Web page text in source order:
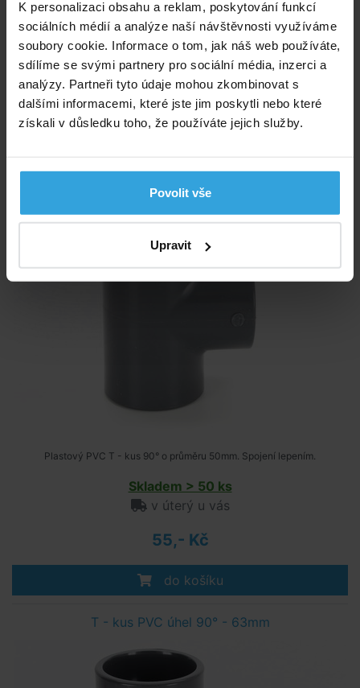
K personalizaci obsahu a reklam, poskytování funkcí
sociálních médií a analýze naší návštěvnosti využíváme
soubory cookie. Informace o tom, jak náš web používáte,
sdílíme se svými partnery pro sociální média, inzerci a
analýzy. Partneři tyto údaje mohou zkombinovat s
dalšími informacemi, které jste jim poskytli nebo které
získali v důsledku toho, že používáte jejich služby.
Povolit vše
Upravit
Skladem > 5 ks
v úterý u vás
30,- Kč
do košíku
T - kus PVC úhel 90° - 50mm
Plastový PVC T - kus 90° o průměru 50mm. Spojení lepením.
Skladem > 50 ks
v úterý u vás
55,- Kč
do košíku
T - kus PVC úhel 90° - 63mm